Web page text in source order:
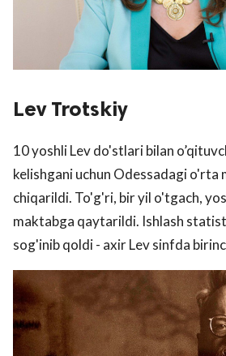
Lev Trotskiy
10 yoshli Lev do'stlari bilan
kelishgani uchun Odessadagi o'rta
chiqarildi. To'g'ri, bir yil o'tgach,
maktabga qaytarildi. Ishlash
sog'inib qoldi - axir Lev sinfda